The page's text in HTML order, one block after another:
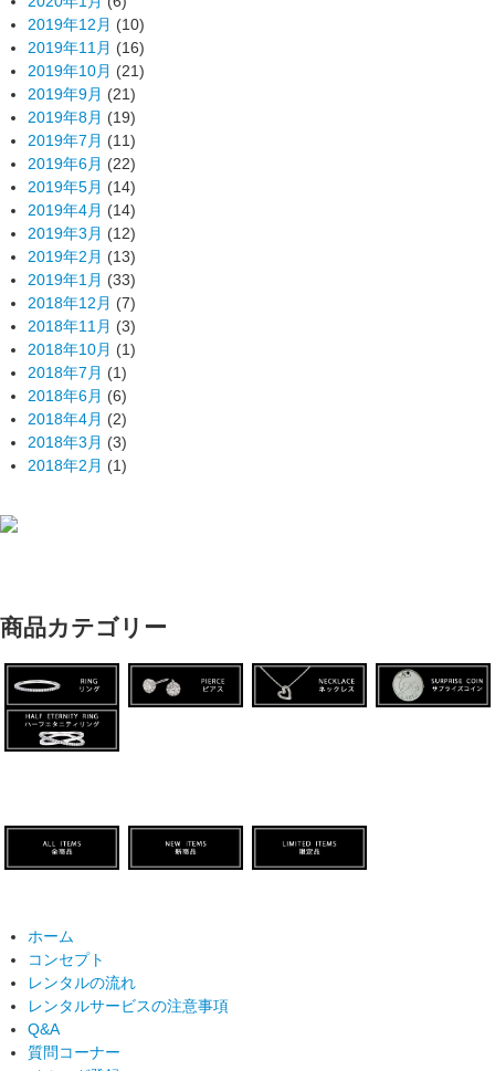
2019年12月 (10)
2019年11月 (16)
2019年10月 (21)
2019年9月 (21)
2019年8月 (19)
2019年7月 (11)
2019年6月 (22)
2019年5月 (14)
2019年4月 (14)
2019年3月 (12)
2019年2月 (13)
2019年1月 (33)
2018年12月 (7)
2018年11月 (3)
2018年10月 (1)
2018年7月 (1)
2018年6月 (6)
2018年4月 (2)
2018年3月 (3)
2018年2月 (1)
商品カテゴリー
ホーム
コンセプト
レンタルの流れ
レンタルサービスの注意事項
Q&A
質問コーナー